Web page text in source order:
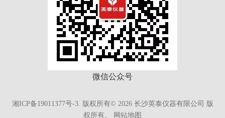
微信公众号
湘ICP备19011377号-3. 版权所有© 2026长沙英泰仪器有限公司 版
权所有。
网站地图